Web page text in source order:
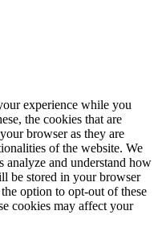
experience while you
the cookies that are
browser as they are
of the website. We
analyze and understand how
be stored in your browser
option to opt-out of these
cookies may affect your